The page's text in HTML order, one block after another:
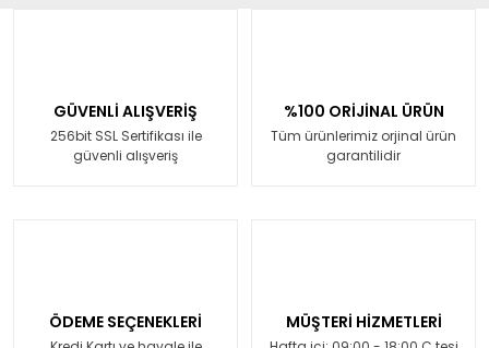
GÜVENLİ ALIŞVERİŞ
256bit SSL Sertifikası ile
güvenli alışveriş
%100 ORİJİNAL ÜRÜN
Tüm ürünlerimiz orjinal ürün
garantilidir
ÖDEME SEÇENEKLERİ MÜŞTERİ HİZMETLERİ